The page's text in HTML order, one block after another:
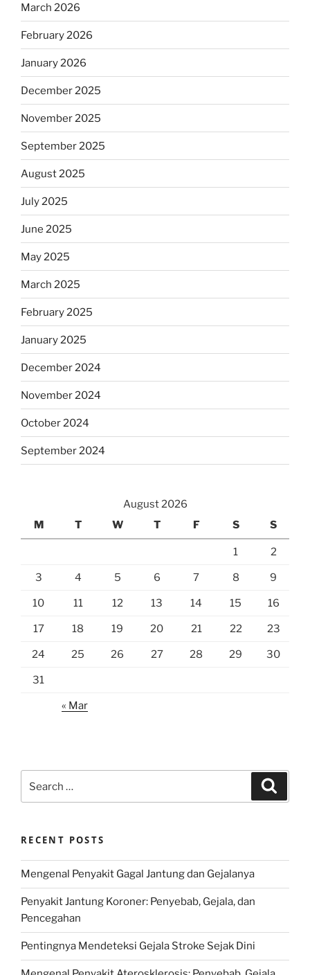
March 2026
February 2026
January 2026
December 2025
November 2025
September 2025
August 2025
July 2025
June 2025
May 2025
March 2025
February 2025
January 2025
December 2024
November 2024
October 2024
September 2024
August 2026
M
T W T F S S
1 2
3 4 5 6 7 8 9
10 11 12 13 14 15 16
17 18 19 20 21 22 23
24 25 26 27 28 29 30
31
« Mar
for:
RECENT POSTS
Mengenal Penyakit Gagal Jantung dan Gejalanya
Penyakit Jantung Koroner: Penyebab, Gejala, dan
Pencegahan
Pentingnya Mendeteksi Gejala Stroke Sejak Dini